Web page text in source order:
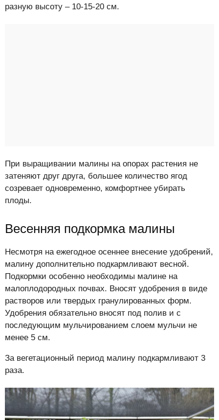
разную высоту – 10-15-20 см.
При выращивании малины на опорах растения не
затеняют друг друга, большее количество ягод
созревает одновременно, комфортнее убирать
плоды.
Весенняя подкормка малины
Несмотря на ежегодное осеннее внесение удобрений,
малину дополнительно подкармливают весной.
Подкормки особенно необходимы малине на
малоплодородных почвах. Вносят удобрения в виде
растворов или твердых гранулированных форм.
Удобрения обязательно вносят под полив и с
последующим мульчированием слоем мульчи не
менее 5 см.
За вегетационный период малину подкармливают 3
раза.